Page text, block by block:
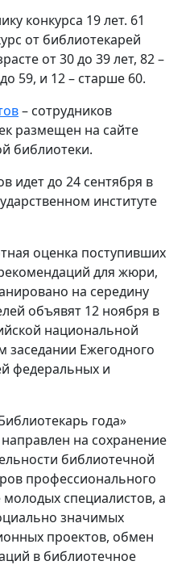
конкурса 19 лет. 61
от библиотекарей
от 30 до 39 лет, 82 –
59, и 12 – старше 60.
– сотрудников
размещен на сайте
библиотеки.
идет до 24 сентября в
институте
оценка поступивших
для жюри,
на середину
объявят 12 ноября в
национальной
заседании Ежегодного
федеральных и
года»
на сохранение
библиотечной
профессионального
специалистов, а
значимых
проектов, обмен
в библиотечное